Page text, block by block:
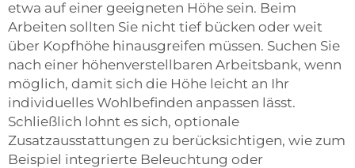
etwa auf einer geeigneten Höhe sein. Beim
Arbeiten sollten Sie nicht tief bücken oder weit
über Kopfhöhe hinausgreifen müssen. Suchen Sie
nach einer höhenverstellbaren Arbeitsbank, wenn
möglich, damit sich die Höhe leicht an Ihr
individuelles Wohlbefinden anpassen lässt.
Schließlich lohnt es sich, optionale
Zusatzausstattungen zu berücksichtigen, wie zum
Beispiel integrierte Beleuchtung oder